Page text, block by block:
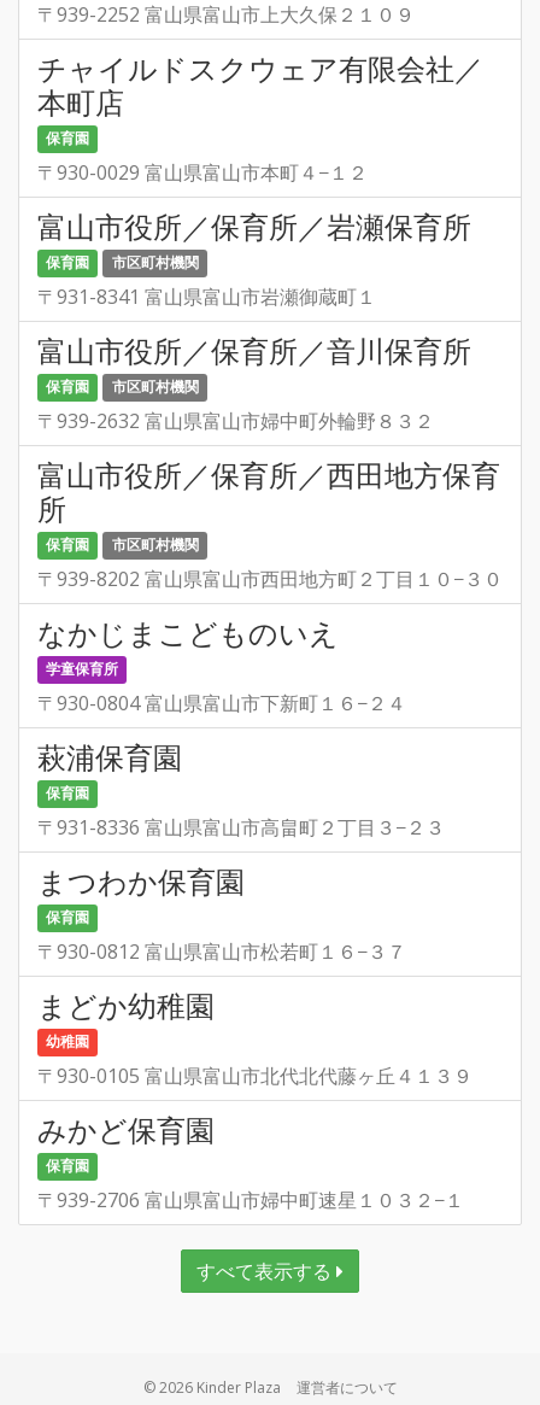
〒939-2252 富山県富山市上大久保２１０９
チャイルドスクウェア有限会社／
本町店
保育園
〒930-0029 富山県富山市本町４−１２
富山市役所／保育所／岩瀬保育所
保育園 市区町村機関
〒931-8341 富山県富山市岩瀬御蔵町１
富山市役所／保育所／音川保育所
保育園 市区町村機関
〒939-2632 富山県富山市婦中町外輪野８３２
富山市役所／保育所／西田地方保育
所
保育園 市区町村機関
〒939-8202 富山県富山市西田地方町２丁目１０−３０
なかじまこどものいえ
学童保育所
〒930-0804 富山県富山市下新町１６−２４
萩浦保育園
保育園
〒931-8336 富山県富山市高畠町２丁目３−２３
まつわか保育園
保育園
〒930-0812 富山県富山市松若町１６−３７
まどか幼稚園
幼稚園
〒930-0105 富山県富山市北代北代藤ヶ丘４１３９
みかど保育園
保育園
〒939-2706 富山県富山市婦中町速星１０３２−１
すべて表示する
© 2026 Kinder Plaza 運営者について